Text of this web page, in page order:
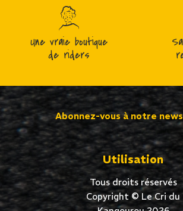
Une vraie boutique
de riders
Abonnez-vous à notre
Utilisation
Tous droits réservés
Copyright © Le Cri du